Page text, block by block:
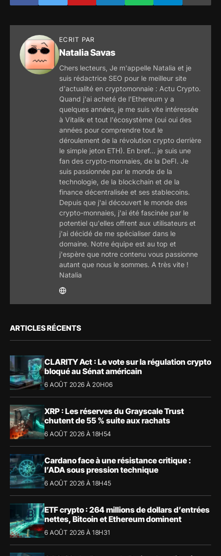
ECRIT PAR
Natalia Savas
Chers lecteurs, Je m'appelle Natalia et je
suis rédactrice SEO pour le meilleur site
d'actualité en cryptomonnaie : Actu Crypto.
Quand j'ai acheté de l'Ethereum y a
quelques années, je me suis vite intéressée
à Vitalik et tout l'écosystème (oui oui des
années pour comprendre tout le
déroulement de la révolution crypto derrière
le simple jeton ETH). En bref... je suis une
fan des crypto-monnaies, de la DeFI. Je
suis passionnée par le monde de la
technologie, de la blockchain et de la
finance décentralisée et ses stablecoins.
Depuis que j'ai découvert le monde des
crypto-monnaies, j'ai été fascinée par le
potentiel qu'elles offrent aux utilisateurs et
j'ai décidé de me spécialiser dans le
domaine. Notre équipe est au top et
j'espère que notre contenu vous passionne
autant que nous le sommes. A très vite !
Natalia
ARTICLES RÉCENTS
CLARITY Act : Le vote sur la régulation crypto
bloqué au Sénat américain
6 AOÛT 2026 À 20H06
XRP : Les réserves du Grayscale Trust
chutent de 55 % suite aux rachats
6 AOÛT 2026 À 18H54
Cardano face à une résistance critique :
l’ADA sous pression technique
6 AOÛT 2026 À 18H45
ETF crypto : 264 millions de dollars d’entrées
nettes, Bitcoin et Ethereum dominent
6 AOÛT 2026 À 18H31